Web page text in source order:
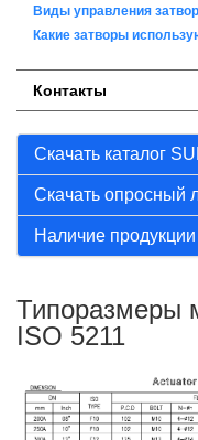
Виды управления
Какие затворы
Контакты
Скачать каталог
Скачать опросный
Наличие
Типоразмеры
ISO 5211